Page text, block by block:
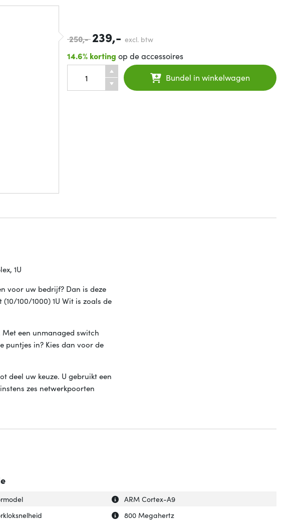
250,- 239,- excl. btw
14.6% korting op de accessoires
Bundel in winkelwagen
1U
voor uw bedrijf? Dan is deze
100/1000) 1U Wit is zoals de
een unmanaged switch
puntjes in? Kies dan voor de
deel uw keuze. U gebruikt een
zes netwerkpoorten
Uitleg over 'Processormodel'
Verberg uitleg over 'Processormodel'
ARM Cortex-A9
Uitleg over 'Processorkloksnelheid'
Verberg uitleg over 'Processorkloksnelheid'
800 Megahertz